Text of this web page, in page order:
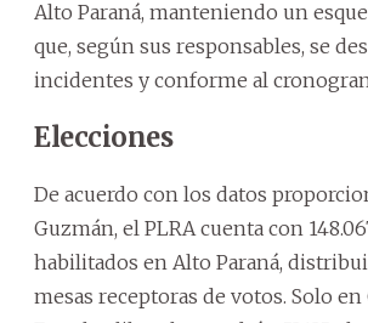
Alto Paraná, manteniendo un
que, según sus responsables, se
incidentes y conforme al
Elecciones
De acuerdo con los datos
Guzmán, el PLRA cuenta con
habilitados en Alto Paraná,
mesas receptoras de votos. Solo en